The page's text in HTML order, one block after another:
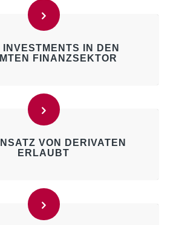
INVESTMENTS IN DEN
FINANZSEKTOR
VON DERIVATEN
ERLAUBT